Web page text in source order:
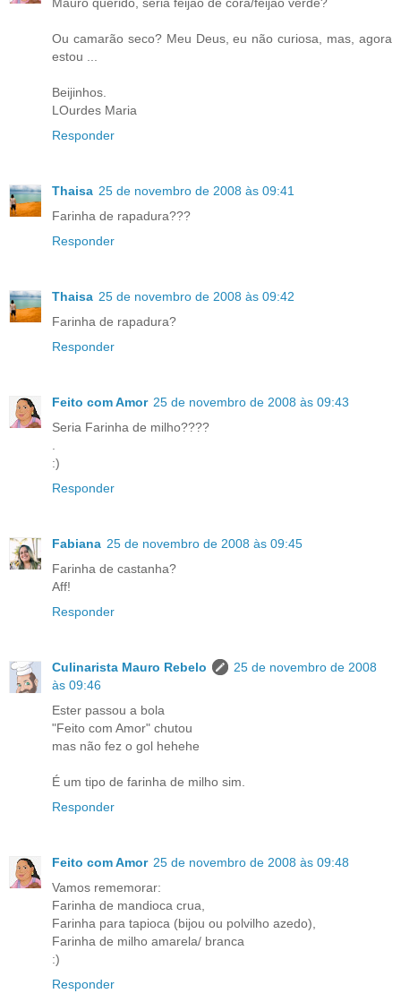
Ou camarão seco? Meu Deus, eu não curiosa, mas, agora
estou ...
Beijinhos.
LOurdes Maria
Responder
Thaisa 25 de novembro de 2008 às 09:41
Farinha de rapadura???
Responder
Thaisa 25 de novembro de 2008 às 09:42
Farinha de rapadura?
Responder
Feito com Amor 25 de novembro de 2008 às 09:43
Seria Farinha de milho????
:)
Responder
Fabiana 25 de novembro de 2008 às 09:45
Farinha de castanha?
Aff!
Responder
Culinarista Mauro Rebelo
25 de novembro de 2008
às 09:46
Ester passou a bola
"Feito com Amor" chutou
mas não fez o gol hehehe
É um tipo de farinha de milho sim.
Responder
Feito com Amor 25 de novembro de 2008 às 09:48
Vamos rememorar:
Farinha de mandioca crua,
Farinha para tapioca (bijou ou polvilho azedo),
Farinha de milho amarela/ branca
:)
Responder